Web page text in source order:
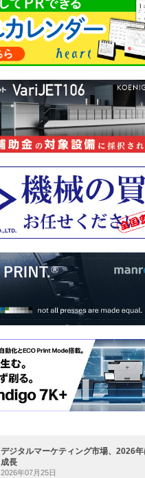
デジタルマーケティング市場、2026
成長
2026年07月25日